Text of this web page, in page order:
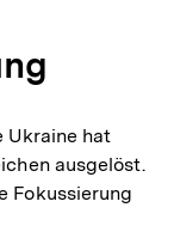
Ukraine hat
ausgelöst.
Fokussierung